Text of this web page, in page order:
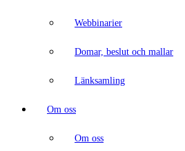
Webbinarier
Domar, beslut och mallar
Länksamling
Om oss
Om oss